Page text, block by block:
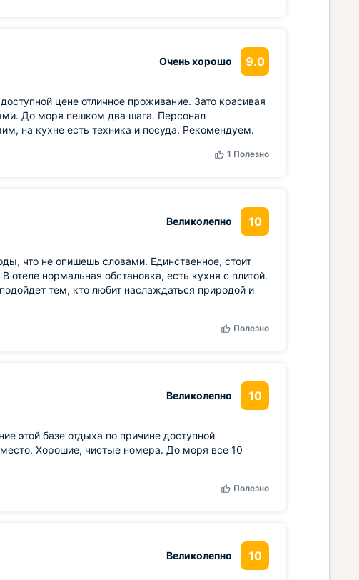
Очень хорошо 9.0
цене отличное проживание. Зато красивая
До моря пешком два шага. Персонал
на кухне есть техника и посуда. Рекомендуем.
1 Полезно
Великолепно 10
что не опишешь словами. Единственное, стоит
отеле нормальная обстановка, есть кухня с плитой.
тем, кто любит наслаждаться природой и
Полезно
Великолепно 10
этой базе отдыха по причине доступной
Хорошие, чистые номера. До моря все 10
Полезно
Великолепно 10